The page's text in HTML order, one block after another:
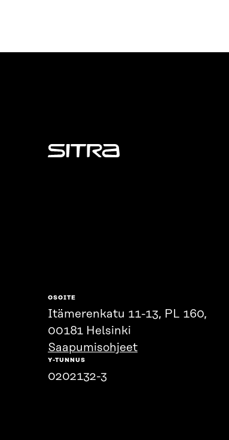
Sitra
OSOITE
Itämerenkatu 11-13, PL 160,
00181 Helsinki
Saapumisohjeet
Y-TUNNUS
0202132-3